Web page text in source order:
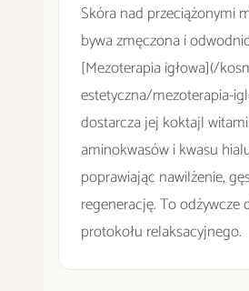
Skóra nad przeciążonymi
bywa zmęczona i
[Mezoterapia igłowa](/
estetyczna/mezoterapia-
dostarcza jej koktajl
aminokwasów i kwasu
poprawiając nawilżenie,
regenerację. To odżywcze
protokołu relaksacyjnego.